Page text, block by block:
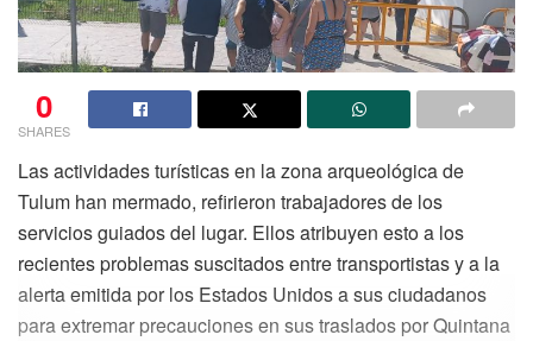
0
SHARES
Las actividades turísticas en la zona arqueológica de
Tulum han mermado, refirieron trabajadores de los
servicios guiados del lugar. Ellos atribuyen esto a los
recientes problemas suscitados entre transportistas y a la
alerta emitida por los Estados Unidos a sus ciudadanos
para extremar precauciones en sus traslados por Quintana